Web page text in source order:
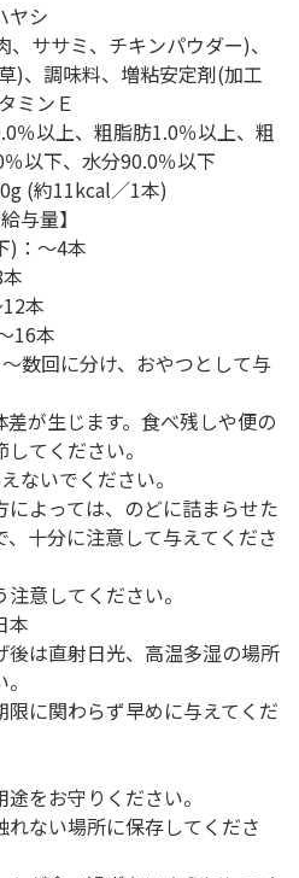
ヤシ
、ササミ、チキンパウダー)、
)、調味料、増粘安定剤(加工
ミンＥ
％以上、粗脂肪1.0％以上、粗
以下、水分90.0％以下
(約11kcal／1本)
与量】
)：～4本
本
16本
数回に分け、おやつとして与
差が生じます。食べ残しや便の
てください。
ないでください。
によっては、のどに詰まらせた
十分に注意して与えてくださ
意してください。
本
後は直射日光、高温多湿の場所
限に関わらず早めに与えてくだ
をお守りください。
れない場所に保存してくださ